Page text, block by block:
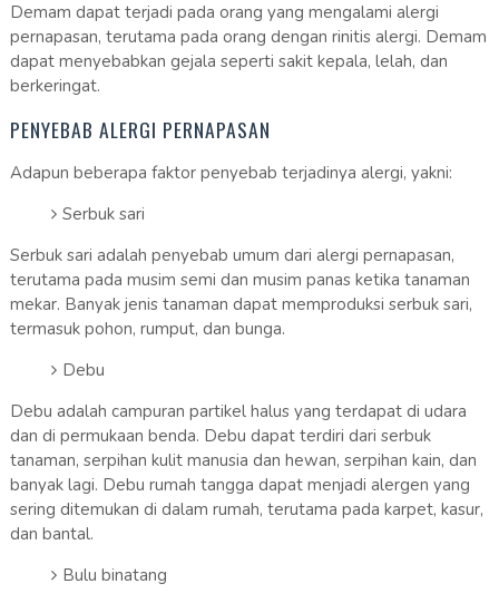
Demam dapat terjadi pada orang yang mengalami alergi
pernapasan, terutama pada orang dengan rinitis alergi. Demam
dapat menyebabkan gejala seperti sakit kepala, lelah, dan
berkeringat.
PENYEBAB ALERGI PERNAPASAN
Adapun beberapa faktor penyebab terjadinya alergi, yakni:
Serbuk sari
Serbuk sari adalah penyebab umum dari alergi pernapasan,
terutama pada musim semi dan musim panas ketika tanaman
mekar. Banyak jenis tanaman dapat memproduksi serbuk sari,
termasuk pohon, rumput, dan bunga.
Debu
Debu adalah campuran partikel halus yang terdapat di udara
dan di permukaan benda. Debu dapat terdiri dari serbuk
tanaman, serpihan kulit manusia dan hewan, serpihan kain, dan
banyak lagi. Debu rumah tangga dapat menjadi alergen yang
sering ditemukan di dalam rumah, terutama pada karpet, kasur,
dan bantal.
Bulu binatang